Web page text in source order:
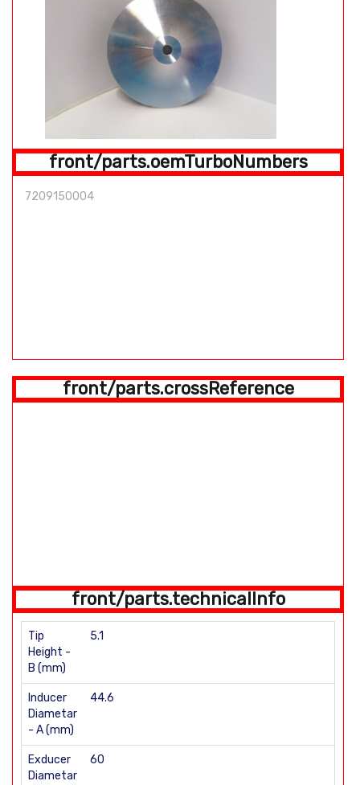
front/parts.oemTurboNumbers
7209150004
front/parts.crossReference
front/parts.technicalInfo
Tip
Height -
B (mm)
5.1
Inducer
Diametar
- A (mm)
44.6
Exducer
Diametar
60